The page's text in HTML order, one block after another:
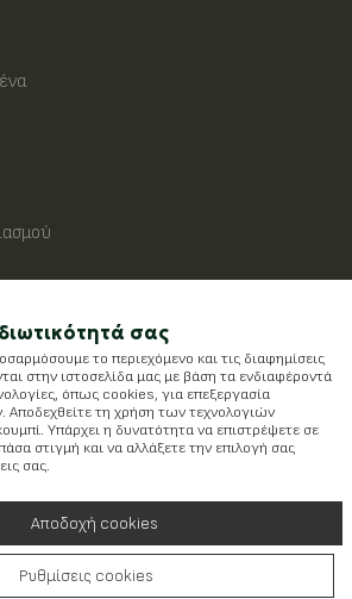
onWefia- Created by
σας
το περιεχόμενο και τις διαφημίσεις
στην ιστοσελίδα μας με βάση τα ενδιαφέροντά
όπως cookies, για επεξεργασία
τη χρήση των τεχνολογιών
Υπάρχει η δυνατότητα να επιστρέψετε σε
στιγμή και να αλλάξετε την επιλογή σας
σας.
Αποδοχή cookies
Ρυθμίσεις cookies